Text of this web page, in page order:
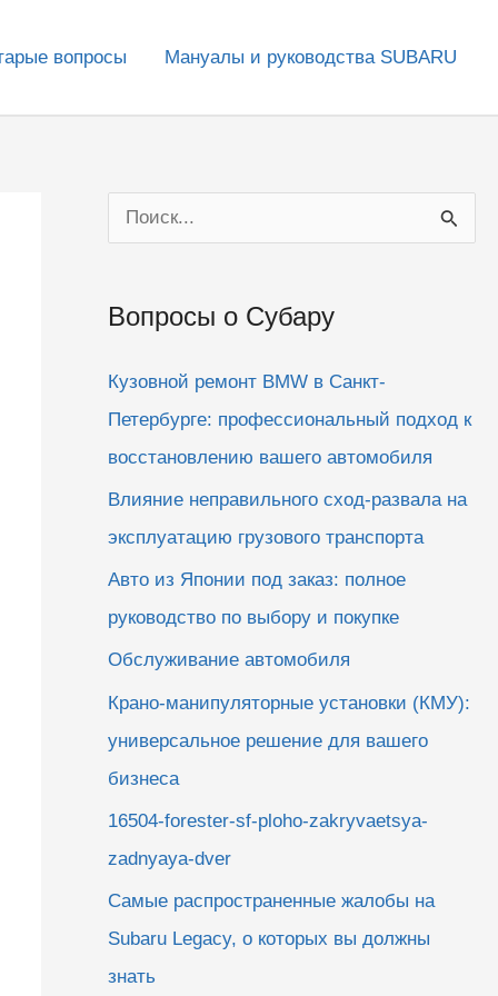
вопросы Мануалы и руководства SUBARU
о
с
Вопросы о Субару
Кузовной ремонт BMW в Санкт-
Петербурге: профессиональный подход к
восстановлению вашего автомобиля
Влияние неправильного сход-развала на
эксплуатацию грузового транспорта
Авто из Японии под заказ: полное
руководство по выбору и покупке
Обслуживание автомобиля
Крано-манипуляторные установки (КМУ):
универсальное решение для вашего
бизнеса
16504-forester-sf-ploho-zakryvaetsya-
zadnyaya-dver
Самые распространенные жалобы на
Subaru Legacy, о которых вы должны
знать